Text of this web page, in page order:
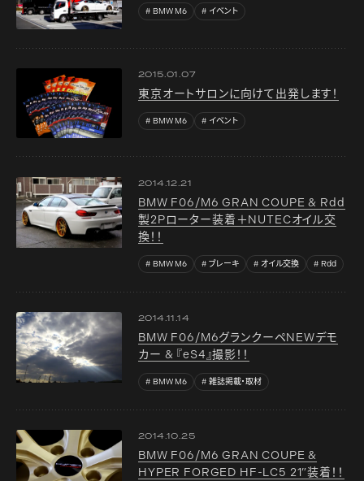
BMW M6 イベント
2015.01.07
東京オートサロンに向けて出発します！
BMW M6 イベント
2014.12.21
BMW F06/M6 GRAN COUPE & Rdd
製2Pローター装着＋NUTECオイル交
換！！
BMW M6 ブレーキ オイル交換 Rdd
2014.11.14
BMW F06/M6グランクーペNEWデモ
カー & 『eS4』撮影！！
BMW M6 雑誌掲載・取材
2014.10.25
BMW F06/M6 GRAN COUPE &
HYPER FORGED HF-LC5 21”装着！！